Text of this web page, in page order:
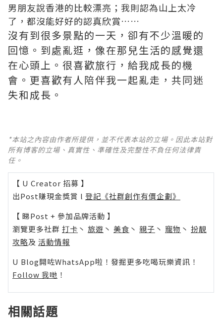
男朋友說香港的比較漂亮；我則認為山上太冷
了，都沒能好好的認真欣賞……
沒有到很多景點的一天，卻有不少溫暖的
回憶。到處亂逛，像在那兒生活的感覺還
在心頭上。很喜歡旅行，給我成長的機
會。更喜歡有人陪伴我一起亂走，共同迷
失和成長。
*本站之內容由作者所提供，並不代表本站的立場。因此本站對
所有博客的立場、真實性、準確性及完整性不負任何法律責
任。
【 U Creator 招募 】
出Post賺現金獎賞 l 登記《社群創作有價企劃》
【 睇Post + 參加品牌活動 】
瀏覽更多社群 打卡 丶 旅遊 丶 美食 丶 親子 丶 寵物 丶 扮靚
攻略及 活動情報
U Blog開咗WhatsApp啦！發掘更多吃喝玩樂資訊！
Follow 我哋 ！
相關話題